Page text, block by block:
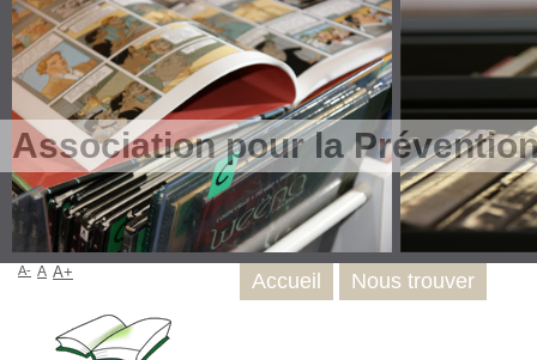
Association pour la
Accueil Nous trouver
A- A A+